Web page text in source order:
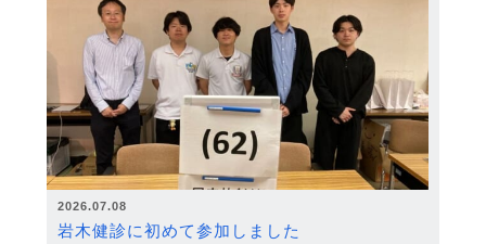
2026.07.08
岩木健診に初めて参加しました